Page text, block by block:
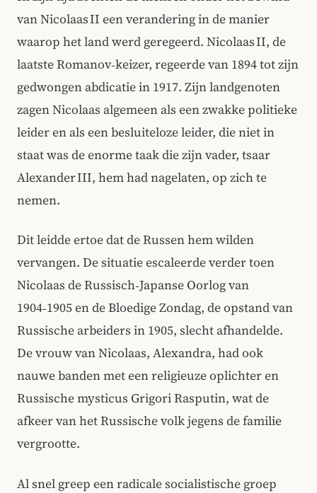
van Nicolaas II een verandering in de manier
waarop het land werd geregeerd. Nicolaas II, de
laatste Romanov‑keizer, regeerde van 1894 tot zijn
gedwongen abdicatie in 1917. Zijn landgenoten
zagen Nicolaas algemeen als een zwakke politieke
leider en als een besluiteloze leider, die niet in
staat was de enorme taak die zijn vader, tsaar
Alexander III, hem had nagelaten, op zich te
nemen.
Dit leidde ertoe dat de Russen hem wilden
vervangen. De situatie escaleerde verder toen
Nicolaas de Russisch‑Japanse Oorlog van
1904‑1905 en de Bloedige Zondag, de opstand van
Russische arbeiders in 1905, slecht afhandelde.
De vrouw van Nicolaas, Alexandra, had ook
nauwe banden met een religieuze oplichter en
Russische mysticus Grigori Rasputin, wat de
afkeer van het Russische volk jegens de familie
vergrootte.
Al snel greep een radicale socialistische groep